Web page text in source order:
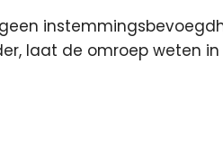
laat de omroep weten